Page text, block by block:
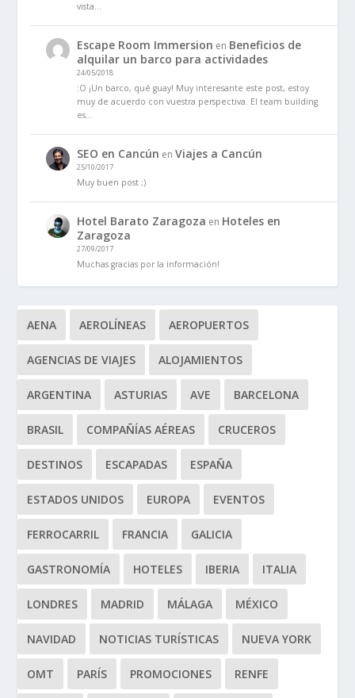
vista…
Escape Room Immersion en Beneficios de
alquilar un barco para actividades
24/05/2018
:O ¡Un barco, qué guay! Muy interesante este post, estoy
muy de acuerdo con vuestra perspectiva. El team building
es…
SEO en Cancún enViajes a Cancún
25/10/2017
Muy buen post ;)
Hotel Barato Zaragoza en Hoteles en
Zaragoza
27/09/2017
Muchas gracias por la información!
AENA AEROLÍNEAS AEROPUERTOS
AGENCIAS DE VIAJES ALOJAMIENTOS
ARGENTINA ASTURIAS AVE BARCELONA
BRASIL COMPAÑÍAS AÉREAS CRUCEROS
DESTINOS ESCAPADAS ESPAÑA
ESTADOS UNIDOS EUROPA EVENTOS
FERROCARRIL FRANCIA GALICIA
GASTRONOMÍA HOTELES IBERIA ITALIA
LONDRES MADRID MÁLAGA MÉXICO
NAVIDAD NOTICIAS TURÍSTICAS NUEVA YORK
OMT PARÍS PROMOCIONES RENFE